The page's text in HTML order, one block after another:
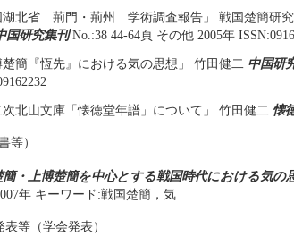
湖北省 荊門・荊州 学術調査報告」 戦国楚簡研
国研究集刊No.:38 44-64頁 その他 2005年
楚簡『恆先』における気の思想」 竹田健二 中国研
次北山文庫「懐徳堂年譜」について」 竹田健二 懐
等）
簡・上博楚簡を中心とする戦国時代における気の
年 キーワード:戦国楚簡，気
等（学会発表）